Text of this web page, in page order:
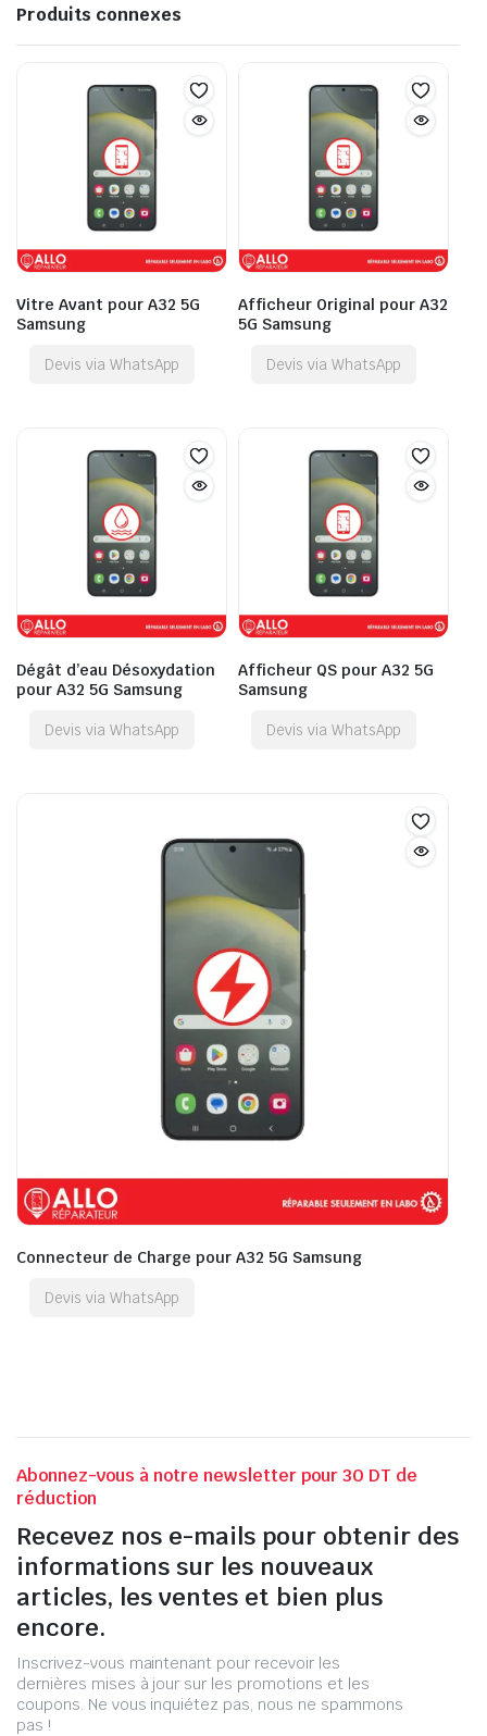
Produits connexes
Vitre Avant pour A32 5G
Samsung
Devis via WhatsApp
Afficheur Original pour A32
5G Samsung
Devis via WhatsApp
Dégât d’eau Désoxydation
pour A32 5G Samsung
Devis via WhatsApp
Afficheur QS pour A32 5G
Samsung
Devis via WhatsApp
Connecteur de Charge pour A32 5G Samsung
Devis via WhatsApp
Abonnez-vous à notre newsletter pour 30 DT de
réduction
Recevez nos e-mails pour obtenir des
informations sur les nouveaux
articles, les ventes et bien plus
encore.
Inscrivez-vous maintenant pour recevoir les
dernières mises à jour sur les promotions et les
coupons. Ne vous inquiétez pas, nous ne spammons
pas !